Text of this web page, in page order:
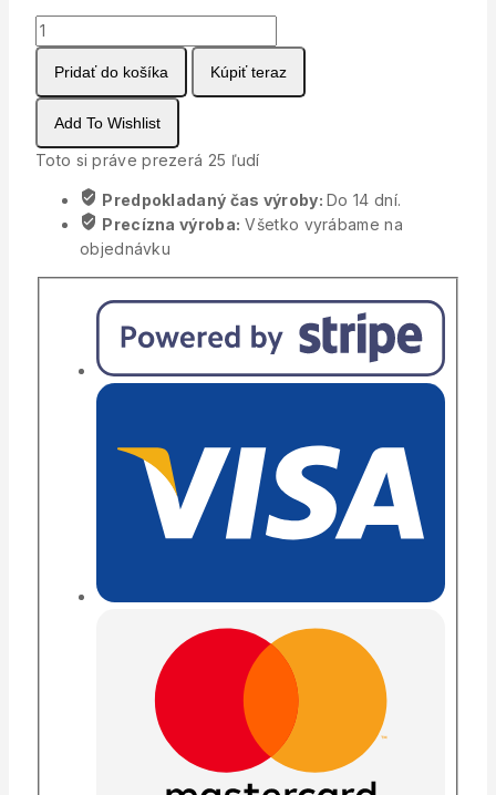
množstvo
Svadobný
zápich
do
torty
strom
Pridať do košíka Kúpiť teraz
Add To Wishlist
Toto si práve prezerá 25 ľudí
Predpokladaný čas výroby:Do 14 dní.
Precízna výroba: Všetko vyrábame na
objednávku